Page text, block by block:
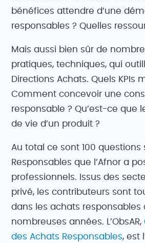
bénéfices attendre d’une
responsables ? Quelles
Mais aussi bien sûr de
pratiques, techniques, qui
Directions Achats. Quels KPIs
Comment concevoir une
responsable ? Qu’est-ce que
de vie d’un produit ?
Au total ce sont 100 questions
Responsables que l’Afnor a
professionnels. Issus des
privé, les contributeurs sont
dans les achats responsables
nombreuses années. L’ObsAR,
des Achats Responsables, est